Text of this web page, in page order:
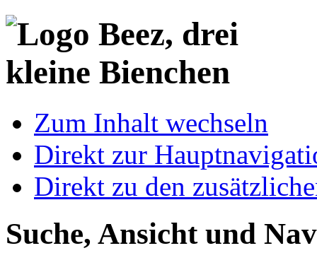
Zum Inhalt wechseln
Direkt zur
Direkt zu den
Suche, Ansicht und